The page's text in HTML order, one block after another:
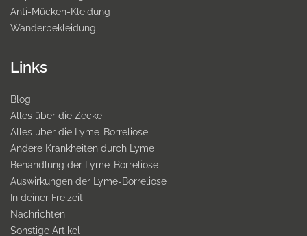
Anti-Mücken-Kleidung
Wanderbekleidung
Links
Blog
Alles über die Zecke
Alles über die Lyme-Borreliose
Andere Krankheiten durch Lyme
Behandlung der Lyme-Borreliose
Auswirkungen der Lyme-Borreliose
In deiner Freizeit
Nachrichten
Sonstige Artikel